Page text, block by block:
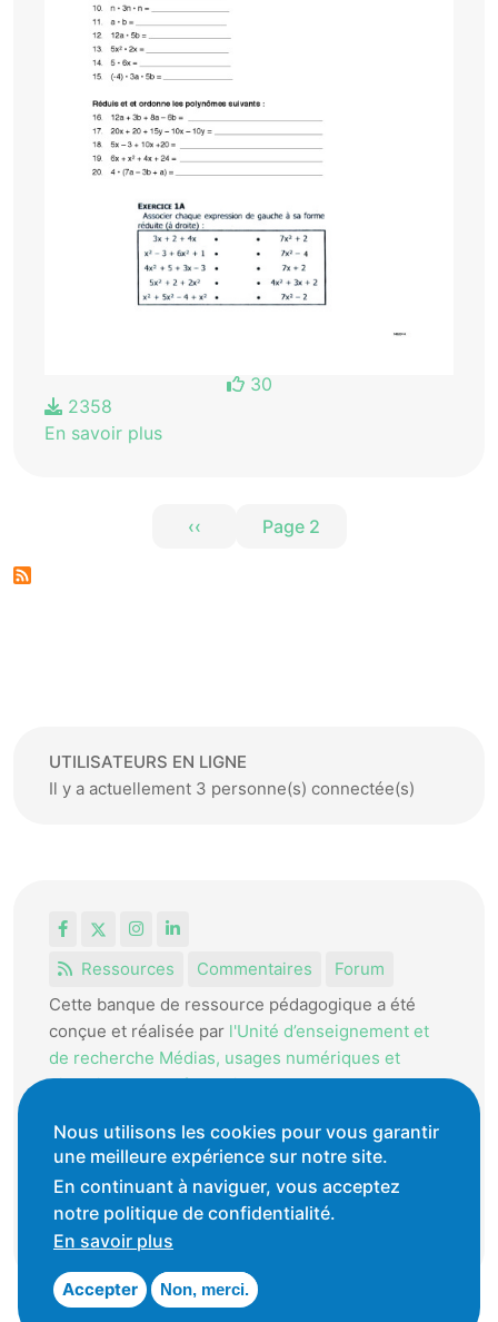
30
2358
En savoir plus
Page précédente
‹‹ Page 2
UTILISATEURS EN LIGNE
Il y a actuellement 3 personne(s) connectée(s)
FacebookInstagram
LinkedIn
Ressources
Commentaires
Forum
Cette banque de ressource pédagogique a été
conçue et réalisée par l'Unité d’enseignement et
de recherche Médias, usages numériques et
didactique de l’Informatique.
La HEP-VD met cet outil à disposition des
enseignantes et enseignants vaudois pour
favoriser l'échange de ressources pédagogiques.
Conditions générales d'utilisation
Nous utilisons les cookies pour vous garantir
une meilleure expérience sur notre site.
En continuant à naviguer, vous acceptez
notre politique de confidentialité.
En savoir plus
Accepter Non, merci.